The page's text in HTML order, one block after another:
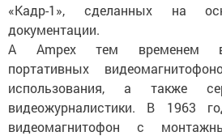
«Кадр-1», сделанных на
документации.
А Ampex тем временем
портативных
использования, а также
видеожурналистики. В 1963
видеомагнитофон с